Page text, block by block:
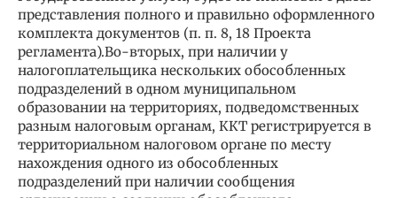
представления полного и правильно оформленного
комплекта документов (п. п. 8, 18 Проекта
регламента).Во-вторых, при наличии у
налогоплательщика нескольких обособленных
подразделений в одном муниципальном
образовании на территориях, подведомственных
разным налоговым органам, ККТ регистрируется в
территориальном налоговом органе по месту
нахождения одного из обособленных
подразделений при наличии сообщения